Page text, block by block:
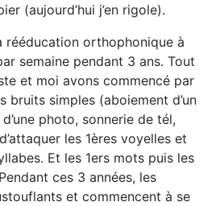
(aujourd’hui j’en rigole).
rééducation orthophonique à
semaine pendant 3 ans. Tout
et moi avons commencé par
bruits simples (aboiement d’un
photo, sonnerie de tél,
les 1ères voyelles et
Et les 1ers mots puis les
ces 3 années, les
et commencent à se